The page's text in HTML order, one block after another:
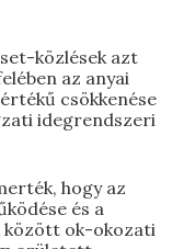
közlések azt
az anyai
csökkenése
idegrendszeri
hogy az
és a
között ok-okozati